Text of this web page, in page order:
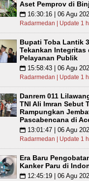
Aset Pemprov di
📅 16:30:16 | 06 Agu
Radarmedan | Update 1
Bupati Toba Lantik
Tekankan Integritas
Pelayanan Publik
📅 15:58:43 | 06 Agu
Radarmedan | Update 1
Danrem 011
TNI Ali Imran Sebut
Rampungkan
Pascabencana di
📅 13:01:47 | 06 Agu
Radarmedan | Update 1
Era Baru
Kanker Paru di
📅 12:45:19 | 06 Agu